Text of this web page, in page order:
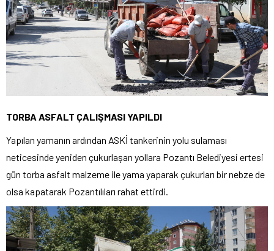
TORBA ASFALT ÇALIŞMASI YAPILDI
Yapılan yamanın ardından ASKİ tankerinin yolu sulaması
neticesinde yeniden çukurlaşan yollara Pozantı Belediyesi ertesi
gün torba asfalt malzeme ile yama yaparak çukurları bir nebze de
olsa kapatarak Pozantılıları rahat ettirdi.